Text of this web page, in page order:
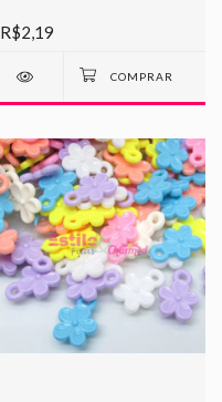
R$2,19